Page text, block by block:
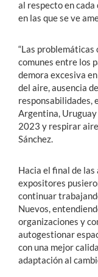
al respecto en
en las que se ve
“Las
comunes entre los
demora excesiva
del aire, ausencia
responsabilidades,
Argentina,
2023 y respirar
Sánchez.
Hacia el final de
expositores
continuar
Nuevos,
organizaciones y
autogestionar
con una mejor
adaptación al